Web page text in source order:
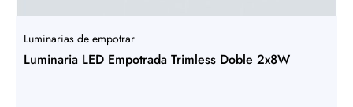
Luminarias de empotrar
Luminaria LED Empotrada Trimless Doble 2x8W